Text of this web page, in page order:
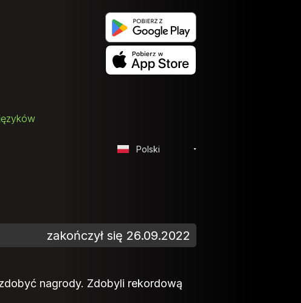
Polski
zakończył się 26.09.2022
nagrody. Zdobyli rekordową